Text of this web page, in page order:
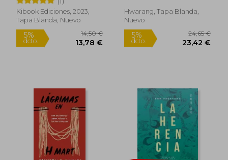
Kibook Ediciones, 2023,
Tapa Blanda, Nuevo
Rápido
Hwarang, Tapa Blanda,
Nuevo